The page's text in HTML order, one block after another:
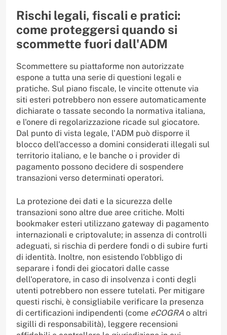
Rischi legali, fiscali e pratici:
come proteggersi quando si
scommette fuori dall'ADM
Scommettere su piattaforme non autorizzate
espone a tutta una serie di questioni legali e
pratiche. Sul piano fiscale, le vincite ottenute via
siti esteri potrebbero non essere automaticamente
dichiarate o tassate secondo la normativa italiana,
e l'onere di regolarizzazione ricade sul giocatore.
Dal punto di vista legale, l'ADM può disporre il
blocco dell'accesso a domini considerati illegali sul
territorio italiano, e le banche o i provider di
pagamento possono decidere di sospendere
transazioni verso determinati operatori.
La protezione dei dati e la sicurezza delle
transazioni sono altre due aree critiche. Molti
bookmaker esteri utilizzano gateway di pagamento
internazionali e criptovalute; in assenza di controlli
adeguati, si rischia di perdere fondi o di subire furti
di identità. Inoltre, non esistendo l'obbligo di
separare i fondi dei giocatori dalle casse
dell'operatore, in caso di insolvenza i conti degli
utenti potrebbero non essere tutelati. Per mitigare
questi rischi, è consigliabile verificare la presenza
di certificazioni indipendenti (come eCOGRA o altri
sigilli di responsabilità), leggere recensioni